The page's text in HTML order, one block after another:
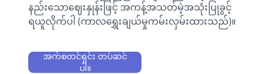
နည်းသောဈေးနှုန်းဖြင့် အကန့်အသတ်မဲ့အသုံးပြုခွင့်
ရယူလိုက်ပါ (ကာလရွှေးချယ်မှုကမ်းလှမ်းထားသည်)။
အက်စတင်ရှင်း တပ်ဆင်
ပါ။